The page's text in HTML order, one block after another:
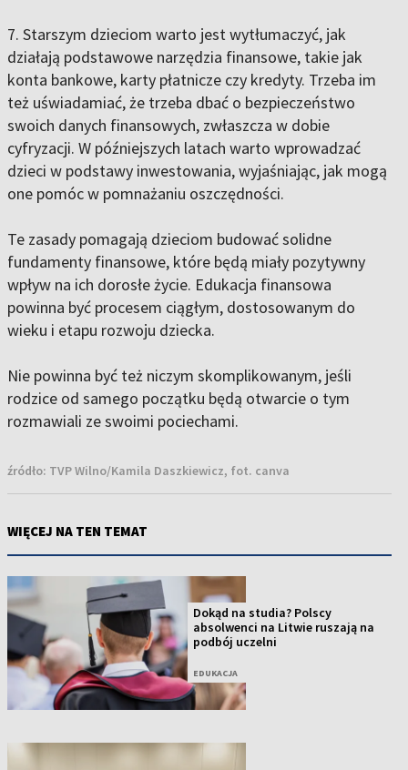
7. Starszym dzieciom warto jest wytłumaczyć, jak
działają podstawowe narzędzia finansowe, takie jak
konta bankowe, karty płatnicze czy kredyty. Trzeba im
też uświadamiać, że trzeba dbać o bezpieczeństwo
swoich danych finansowych, zwłaszcza w dobie
cyfryzacji. W późniejszych latach warto wprowadzać
dzieci w podstawy inwestowania, wyjaśniając, jak mogą
one pomóc w pomnażaniu oszczędności.
Te zasady pomagają dzieciom budować solidne
fundamenty finansowe, które będą miały pozytywny
wpływ na ich dorosłe życie. Edukacja finansowa
powinna być procesem ciągłym, dostosowanym do
wieku i etapu rozwoju dziecka.
Nie powinna być też niczym skomplikowanym, jeśli
rodzice od samego początku będą otwarcie o tym
rozmawiali ze swoimi pociechami.
źródło: TVP Wilno/Kamila Daszkiewicz, fot. canva
WIĘCEJ NA TEN TEMAT
Dokąd na studia? Polscy
absolwenci na Litwie ruszają na
podbój uczelni
EDUKACJA